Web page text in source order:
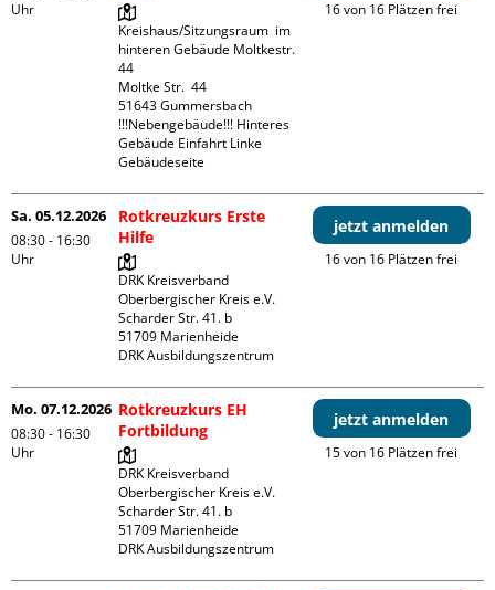
Uhr
Kreishaus/Sitzungsraum  im
hinteren Gebäude Moltkestr.
44
Moltke Str.  44
51643 Gummersbach
!!!Nebengebäude!!! Hinteres
Gebäude Einfahrt Linke
Gebäudeseite
16 von 16 Plätzen frei
Sa. 05.12.2026
08:30 - 16:30
Uhr
Rotkreuzkurs Erste
Hilfe
DRK Kreisverband
Oberbergischer Kreis e.V.
Scharder Str. 41. b
51709 Marienheide
DRK Ausbildungszentrum
jetzt anmelden
16 von 16 Plätzen frei
Mo. 07.12.2026
08:30 - 16:30
Uhr
Rotkreuzkurs EH
Fortbildung
DRK Kreisverband
Oberbergischer Kreis e.V.
Scharder Str. 41. b
51709 Marienheide
DRK Ausbildungszentrum
jetzt anmelden
15 von 16 Plätzen frei